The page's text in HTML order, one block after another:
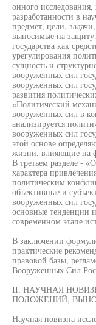
онного исследования,
разработанности в
предмет, цели,
выносимые на
государства как
урегулирования
сущность и
вооруженных сил
вооруженных сил
развития
«Политический
вооруженных сил в
анализируется
вооруженных сил
этой основе
жизни, влияющие на
В третьем разделе -
характера
политическим
объективные и
вооруженных сил
основные тенденции
современном этапе
В заключении
практические
правовой базы,
Вооруженных Сил
II. НАУЧНАЯ
ПОЛОЖЕНИЙ,
Научная новизна